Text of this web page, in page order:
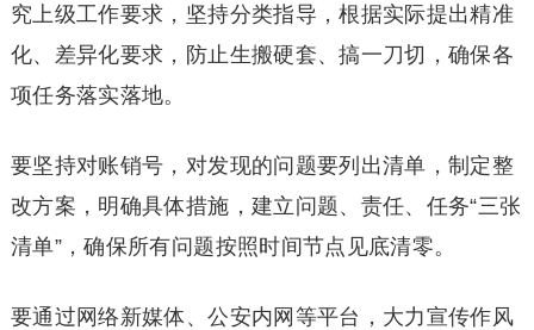
究上级工作要求，坚持分类指导，根据实际提出精准
化、差异化要求，防止生搬硬套、搞一刀切，确保各
项任务落实落地。
要坚持对账销号，对发现的问题要列出清单，制定整
改方案，明确具体措施，建立问题、责任、任务“三张
清单”，确保所有问题按照时间节点见底清零。
要通过网络新媒体、公安内网等平台，大力宣传作风